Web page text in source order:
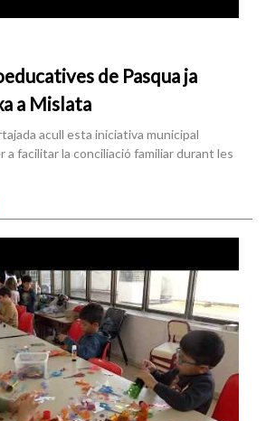
de Pasqua ja
a Mislata
acull esta iniciativa municipal
a facilitar la conciliació familiar durant les